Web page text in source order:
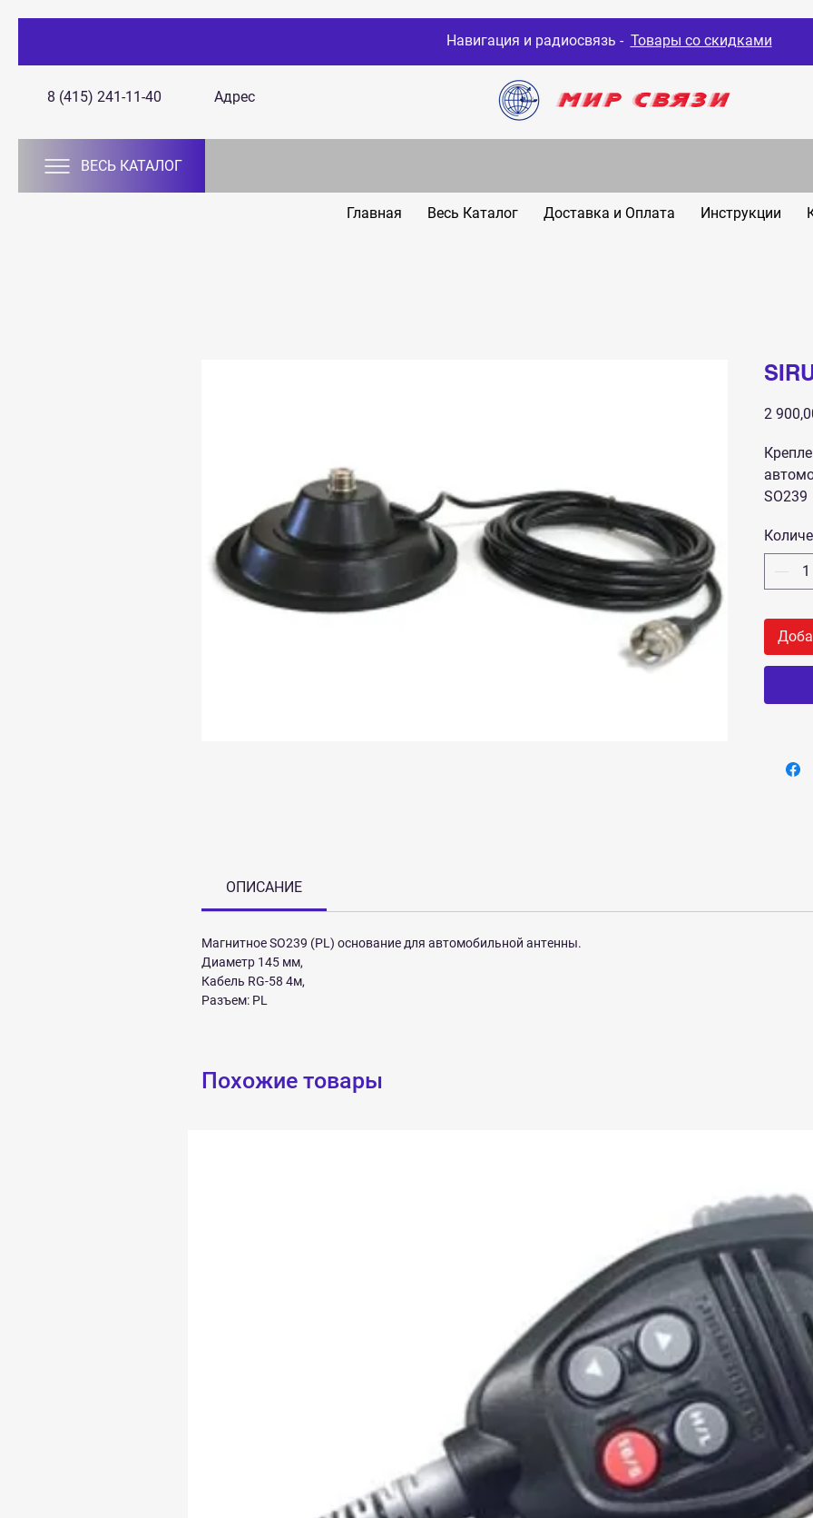
Навигация и радиосвязь - Товары со скидками
8 (415) 241-11-40 Адрес
ВЕСЬ КАТАЛОГ
Главная Весь Каталог Доставка и Оплата Инструкции
2
SO239
ОПИСАНИЕ
Магнитное SO239 (PL) основание для автомобильной антенны.
Диаметр 145 мм,
Кабель RG-58 4м,
Разъем: PL
Похожие товары